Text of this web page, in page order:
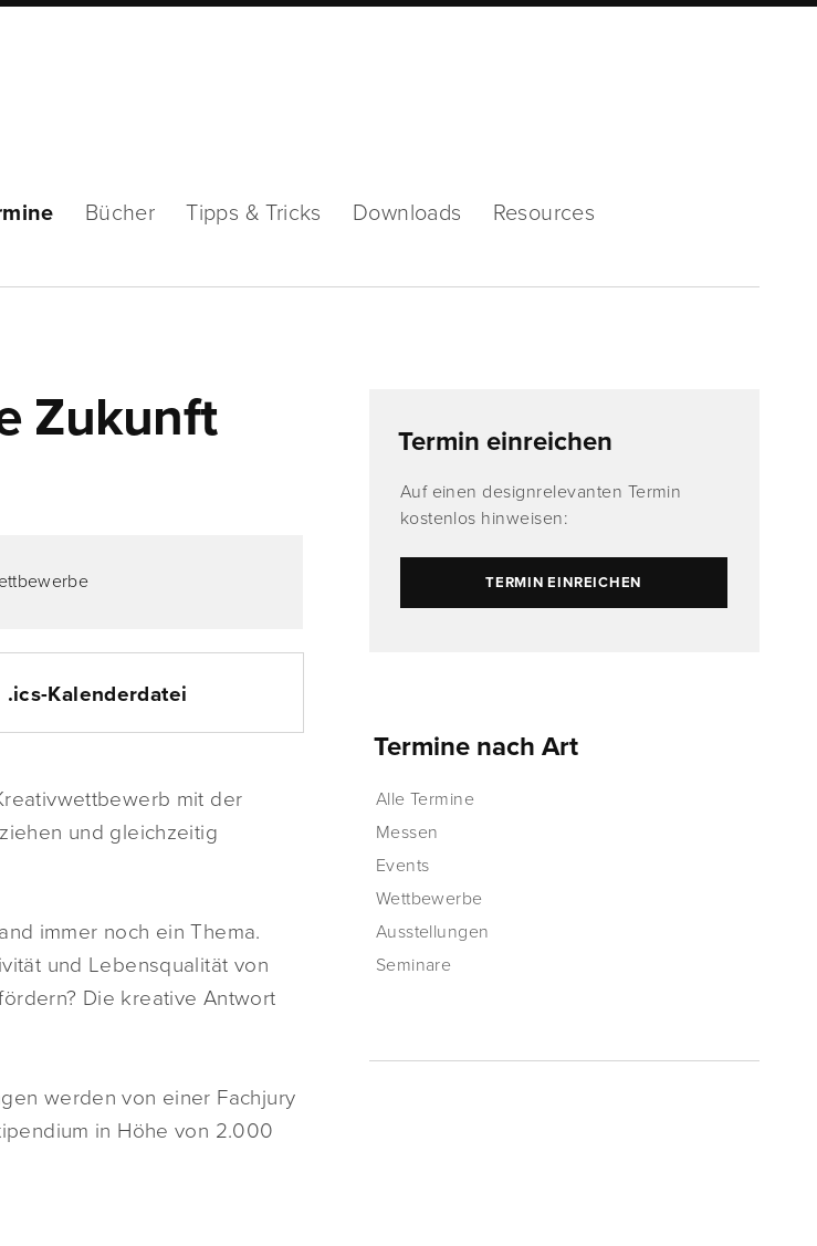
Bücher Tipps & Tricks Downloads Resources
Zukunft
.ics-Kalenderdatei
mit der
und gleichzeitig
immer noch ein Thema.
und Lebensqualität von
Die kreative Antwort
werden von einer Fachjury
in Höhe von 2.000
Termin einreichen
Auf einen designrelevanten Termin
kostenlos hinweisen:
TERMIN EINREICHEN
Termine nach Art
Alle Termine
Messen
Events
Wettbewerbe
Ausstellungen
Seminare